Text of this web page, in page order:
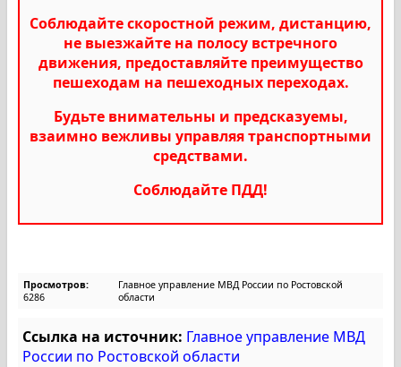
Соблюдайте скоростной режим, дистанцию,
не выезжайте на полосу встречного
движения, предоставляйте преимущество
пешеходам на пешеходных переходах.
Будьте внимательны и предсказуемы,
взаимно вежливы управляя транспортными
средствами.
Соблюдайте ПДД!
Просмотров:
6286
Главное управление МВД России по Ростовской
области
Ссылка на источник: Главное управление МВД
России по Ростовской области